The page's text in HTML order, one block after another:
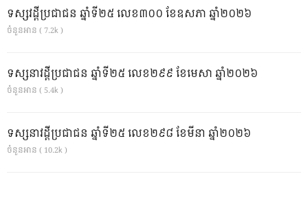
ទស្សវដ្តីប្រជាជន ឆ្នាំទី២៥ លេខ៣០០ ខែឧសភា ឆ្នាំ២០២៦
ចំនួនអាន ( 7.2k )
ទស្សនាវដ្ដីប្រជាជន ឆ្នាំទី២៥ លេខ២៩៩ ខែមេសា ឆ្នាំ២០២៦
ចំនួនអាន ( 5.4k )
ទស្សនាវដ្ដីប្រជាជន ឆ្នាំទី២៥ លេខ២៩៨ ខែមីនា ឆ្នាំ២០២៦
ចំនួនអាន ( 10.2k )